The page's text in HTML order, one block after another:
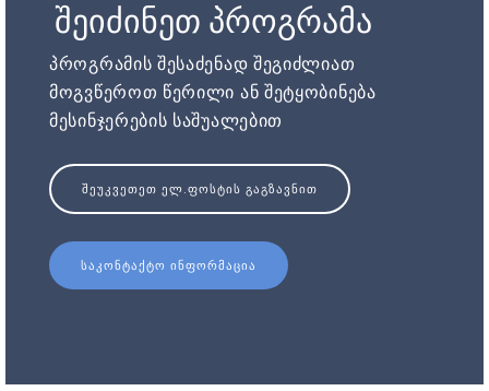
შეიძინეთ პროგრამა
პროგრამის შესაძენად შეგიძლიათ
მოგვწეროთ წერილი ან შეტყობინება
მესინჯერების საშუალებით
ᲨᲔᲣᲙᲕᲔᲗᲔᲗ ᲔᲚ.ᲤᲝᲡᲢᲘᲡ ᲒᲐᲒᲖᲐᲕᲜᲘᲗ
ᲡᲐᲙᲝᲜᲢᲐᲥᲢᲝ ᲘᲜᲤᲝᲠᲛᲐᲪᲘᲐ